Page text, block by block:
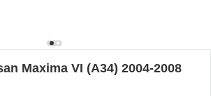
Maxima VI (A34) 2004-2008